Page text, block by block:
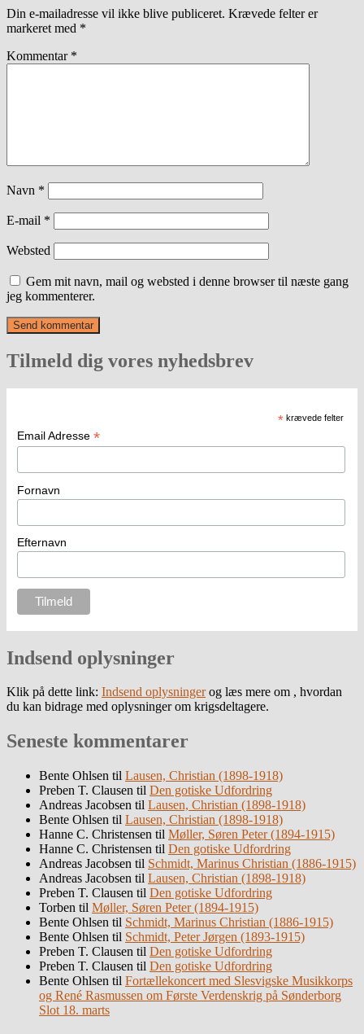
Din e-mailadresse vil ikke blive publiceret. Krævede felter er
markeret med *
Kommentar *
Navn *
E-mail *
Websted
Gem mit navn, mail og websted i denne browser til næste gang
jeg kommenterer.
Tilmeld dig vores nyhedsbrev
* krævede felter
Email Adresse *
Fornavn
Efternavn
Indsend oplysninger
Klik på dette link: Indsend oplysningerog læs mere om , hvordan
du kan bidrage med oplysninger om krigsdeltagere.
Seneste kommentarer
Bente Ohlsen til Lausen, Christian (1898-1918)
Preben T. Clausen til Den gotiske Udfordring
Andreas Jacobsen til Lausen, Christian (1898-1918)
Bente Ohlsen til Lausen, Christian (1898-1918)
Hanne C. Christensen til Møller, Søren Peter (1894-1915)
Hanne C. Christensen til Den gotiske Udfordring
Andreas Jacobsen til Schmidt, Marinus Christian (1886-1915)
Andreas Jacobsen til Lausen, Christian (1898-1918)
Preben T. Clausen til Den gotiske Udfordring
Torben til Møller, Søren Peter (1894-1915)
Bente Ohlsen til Schmidt, Marinus Christian (1886-1915)
Bente Ohlsen til Schmidt, Peter Jørgen (1893-1915)
Preben T. Clausen til Den gotiske Udfordring
Preben T. Clausen til Den gotiske Udfordring
Bente Ohlsen til Fortællekoncert med Slesvigske Musikkorps
og René Rasmussen om Første Verdenskrig på Sønderborg
Slot 18. marts